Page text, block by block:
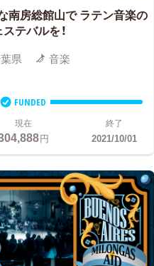
南房総館山で ラテン音楽の
テバルを！
県 音楽
FUNDED
現在
円
終了
2021/10/01